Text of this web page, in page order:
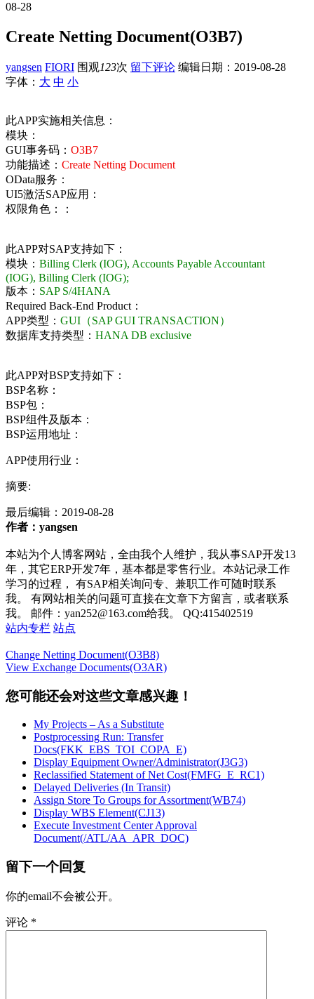
08-28
Create Netting Document(O3B7)
yangsen FIORI 围观123次 留下评论 编辑日期： 2019-08-28
字体： 大 中 小
此APP实施相关信息：
模块：
GUI事务码： O3B7
功能描述： Create Netting Document
OData服务：
UI5激活SAP应用：
权限角色：：
此APP对SAP支持如下：
模块： Billing Clerk (IOG), Accounts Payable Accountant
(IOG), Billing Clerk (IOG);
版本： SAP S/4HANA
Required Back-End Product：
APP类型： GUI（SAP GUI TRANSACTION）
数据库支持类型： HANA DB exclusive
此APP对BSP支持如下：
BSP名称：
BSP包：
BSP组件及版本：
BSP运用地址：
APP使用行业：
摘要:
最后编辑： 2019-08-28
作者：yangsen
本站为个人博客网站，全由我个人维护，我从事SAP开发13
年，其它ERP开发7年，基本都是零售行业。本站记录工作
学习的过程， 有SAP相关询问专、兼职工作可随时联系
我。 有网站相关的问题可直接在文章下方留言，或者联系
我。 邮件：yan252@163.com给我。 QQ:415402519
站内专栏 站点
Change Netting Document(O3B8)
View Exchange Documents(O3AR)
您可能还会对这些文章感兴趣！
My Projects – As a Substitute
Postprocessing Run: Transfer
Docs(FKK_EBS_TOI_COPA_E)
Display Equipment Owner/Administrator(J3G3)
Reclassified Statement of Net Cost(FMFG_E_RC1)
Delayed Deliveries (In Transit)
Assign Store To Groups for Assortment(WB74)
Display WBS Element(CJ13)
Execute Investment Center Approval
Document(/ATL/AA_APR_DOC)
留下一个回复
你的email不会被公开。
评论 *